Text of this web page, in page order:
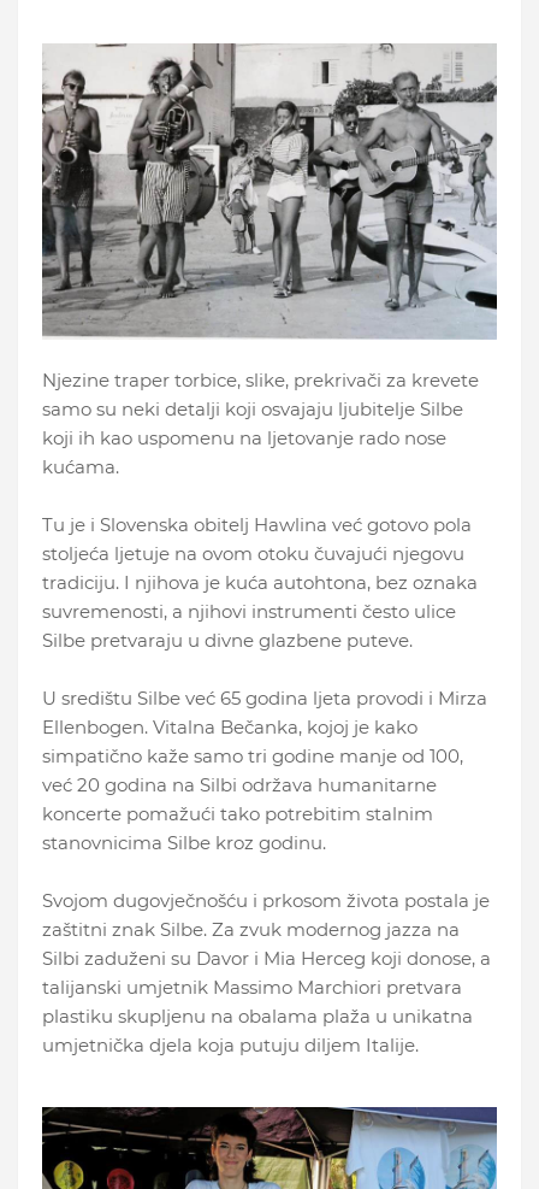
Njezine traper torbice, slike, prekrivači za krevete
samo su neki detalji koji osvajaju ljubitelje Silbe
koji ih kao uspomenu na ljetovanje rado nose
kućama.
Tu je i Slovenska obitelj Hawlina već gotovo pola
stoljeća ljetuje na ovom otoku čuvajući njegovu
tradiciju. I njihova je kuća autohtona, bez oznaka
suvremenosti, a njihovi instrumenti često ulice
Silbe pretvaraju u divne glazbene puteve.
U središtu Silbe već 65 godina ljeta provodi i Mirza
Ellenbogen. Vitalna Bečanka, kojoj je kako
simpatično kaže samo tri godine manje od 100,
već 20 godina na Silbi održava humanitarne
koncerte pomažući tako potrebitim stalnim
stanovnicima Silbe kroz godinu.
Svojom dugovječnošću i prkosom života postala je
zaštitni znak Silbe. Za zvuk modernog jazza na
Silbi zaduženi su Davor i Mia Herceg koji donose, a
talijanski umjetnik Massimo Marchiori pretvara
plastiku skupljenu na obalama plaža u unikatna
umjetnička djela koja putuju diljem Italije.